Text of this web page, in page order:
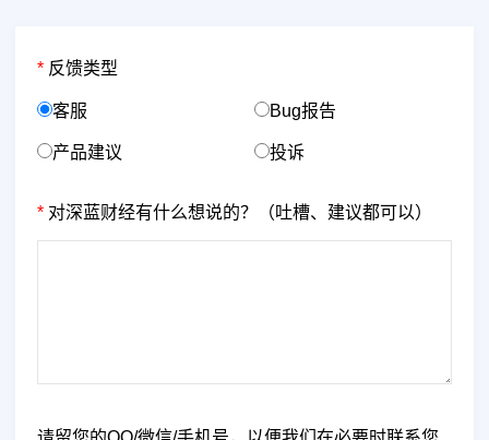
* 反馈类型
客服 Bug报告
产品建议 投诉
* 对深蓝财经有什么想说的？（吐槽、建议都可以）